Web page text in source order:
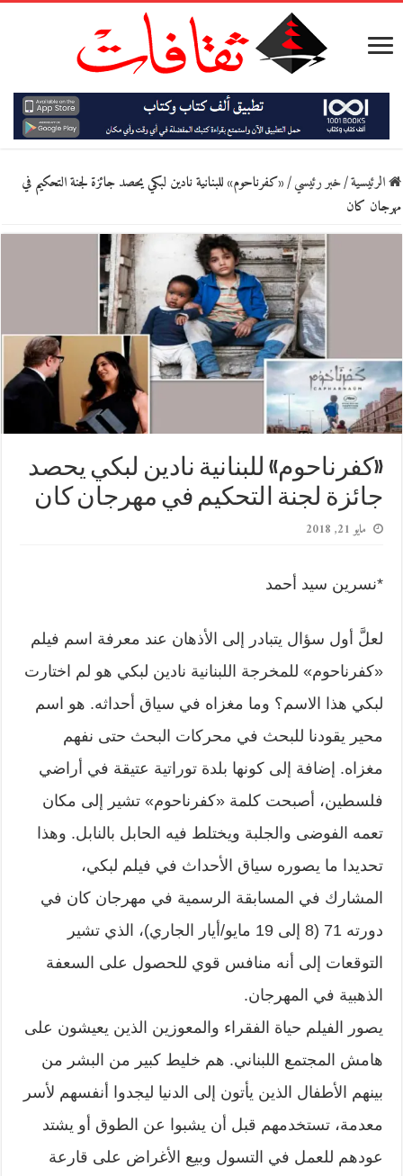
الرئيسية/خبر رئيسي/«كفرناحوم» للبنانية نادين لبكي يحصد جائزة لجنة التحكيم في
مهرجان كان
«كفرناحوم» للبنانية نادين لبكي يحصد
جائزة لجنة التحكيم في مهرجان كان
مايو 21, 2018
*نسرين سيد أحمد
لعلَّ أول سؤال يتبادر إلى الأذهان عند معرفة اسم فيلم
«كفرناحوم» للمخرجة اللبنانية نادين لبكي هو لم اختارت
لبكي هذا الاسم؟ وما مغزاه في سياق أحداثه. هو اسم
محير يقودنا للبحث في محركات البحث حتى نفهم
مغزاه. إضافة إلى كونها بلدة توراتية عتيقة في أراضي
فلسطين، أصبحت كلمة «كفرناحوم» تشير إلى مكان
تعمه الفوضى والجلبة ويختلط فيه الحابل بالنابل. وهذا
تحديدا ما يصوره سياق الأحداث في فيلم لبكي،
المشارك في المسابقة الرسمية في مهرجان كان في
دورته 71 (8 إلى 19 مايو/أيار الجاري)، الذي تشير
التوقعات إلى أنه منافس قوي للحصول على السعفة
الذهبية في المهرجان.
يصور الفيلم حياة الفقراء والمعوزين الذين يعيشون على
هامش المجتمع اللبناني. هم خليط كبير من البشر من
بينهم الأطفال الذين يأتون إلى الدنيا ليجدوا أنفسهم لأسر
معدمة، تستخدمهم قبل أن يشبوا عن الطوق أو يشتد
عودهم للعمل في التسول وبيع الأغراض على قارعة